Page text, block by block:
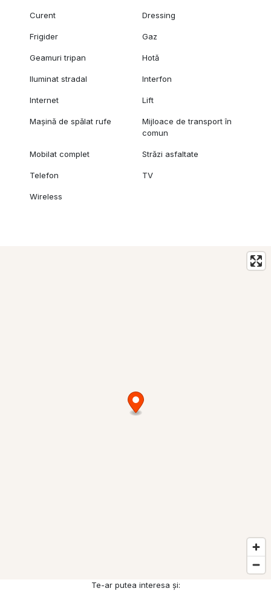
Curent Dressing
Frigider Gaz
Geamuri tripan Hotă
Iluminat stradal Interfon
Internet Lift
Mașină de spălat rufe
Mijloace de transport în
comun
Mobilat complet Străzi asfaltate
Telefon TV
Wireless
Te-ar putea interesa și: